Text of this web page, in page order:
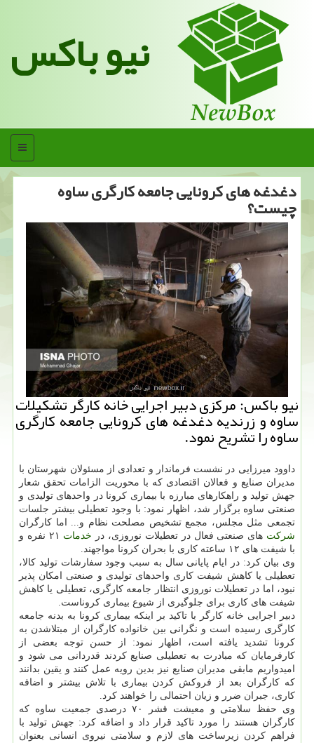
نیو باکس
منو
دغدغه های كرونایی جامعه كارگری ساوه
چیست؟
نیو باكس: مركزی دبیر اجرایی خانه كارگر تشكیلات
ساوه و زرندیه دغدغه های كرونایی جامعه كارگری
ساوه را تشریح نمود.
داوود میرزایی در نشست فرماندار و تعدادی از مسئولان شهرستان با
مدیران صنایع و فعالان اقتصادی كه با محوریت الزامات تحقق شعار
جهش تولید و راهكارهای مبارزه با بیماری كرونا در واحدهای تولیدی و
صنعتی ساوه برگزار شد، اظهار نمود: با وجود تعطیلی بیشتر جلسات
تجمعی مثل مجلس، مجمع تشخیص مصلحت نظام و... اما كارگران
شركت های صنعتی فعال در تعطیلات نوروزی، در خدمات
۲۱ نفره و
با شیفت های ۱۲ ساعته كاری با بحران كرونا مواجهند.
وی بیان كرد: در ایام پایانی سال به سبب وجود سفارشات تولید كالا،
تعطیلی یا كاهش شیفت كاری واحدهای تولیدی و صنعتی امكان پذیر
نبود، اما در تعطیلات نوروزی انتظار جامعه كارگری، تعطیلی یا كاهش
شیفت های كاری برای جلوگیری از شیوع بیماری كروناست.
دبیر اجرایی خانه كارگر با تاكید بر اینكه بیماری كرونا به بدنه جامعه
كارگری رسیده است و نگرانی بین خانواده كارگران از مبتلاشدن به
كرونا تشدید یافته است، اظهار نمود: از حسن توجه بعضی از
كارفرمایان كه مبادرت به تعطیلی صنایع كردند قدردانی می شود و
امیدواریم مابقی مدیران صنایع نیز بدین رویه عمل كنند و یقین بدانند
كه كارگران بعد از فروكش كردن بیماری با تلاش بیشتر و اضافه
كاری، جبران ضرر و زیان احتمالی را خواهند كرد.
وی حفظ سلامتی و معیشت قشر ۷۰ درصدی جمعیت ساوه كه
كارگران هستند را مورد تاكید قرار داد و اضافه كرد: جهش تولید با
فراهم كردن زیرساخت های لازم و سلامتی نیروی انسانی بعنوان